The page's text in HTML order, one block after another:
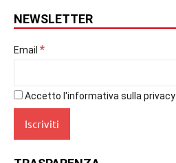
NEWSLETTER
Email *
Accetto l'informativa sulla privacy